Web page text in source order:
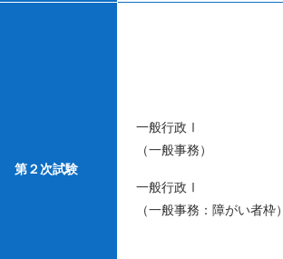
第２次試験
一般行政Ⅰ
（一般事務）
一般行政Ⅰ
（一般事務：障がい者枠）